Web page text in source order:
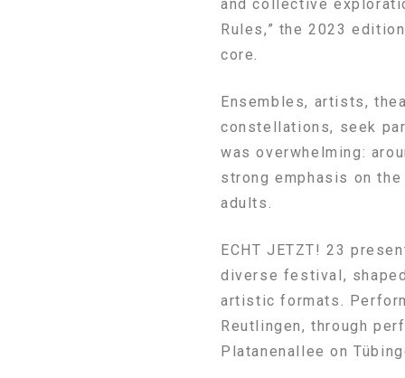
and collective
Rules,” the 2023
core.
Ensembles, artists,
constellations, seek
was overwhelming:
strong emphasis on
adults.
ECHT JETZT! 23
diverse festival,
artistic formats.
Reutlingen, through
Platanenallee on